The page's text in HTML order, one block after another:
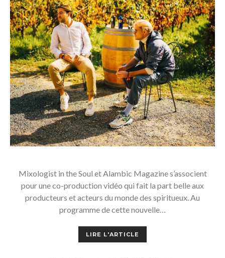
Mixologist in the Soul et Alambic Magazine s’associent
pour une co-production vidéo qui fait la part belle aux
producteurs et acteurs du monde des spiritueux. Au
programme de cette nouvelle…
LIRE L'ARTICLE